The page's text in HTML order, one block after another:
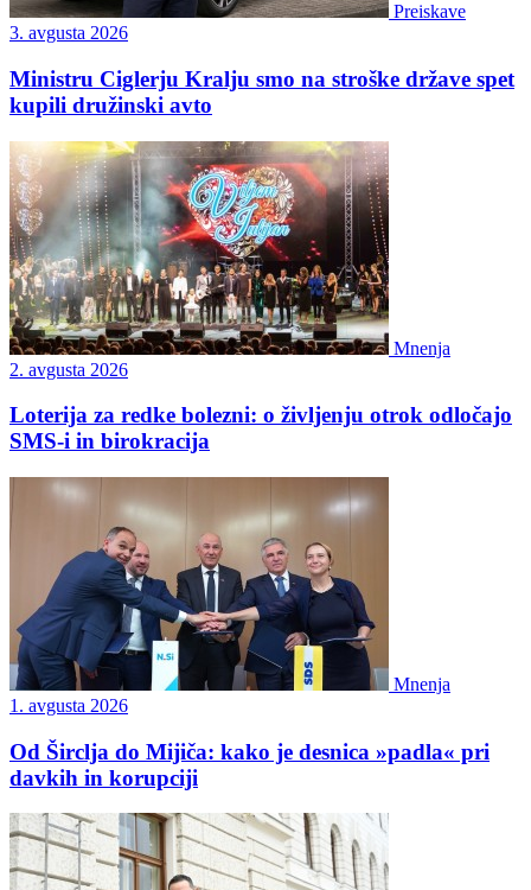
Preiskave
3. avgusta 2026
Ministru Ciglerju Kralju smo na stroške države spet
kupili družinski avto
Mnenja
2. avgusta 2026
Loterija za redke bolezni: o življenju otrok odločajo
SMS-i in birokracija
Mnenja
1. avgusta 2026
Od Širclja do Mijiča: kako je desnica »padla« pri
davkih in korupciji